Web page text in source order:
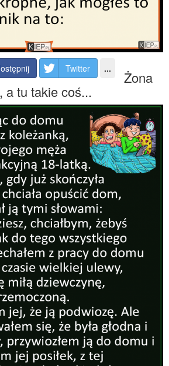
Twitter ... Żona
a tu takie coś...